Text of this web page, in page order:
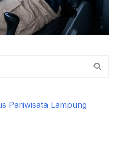
Pariwisata Lampung